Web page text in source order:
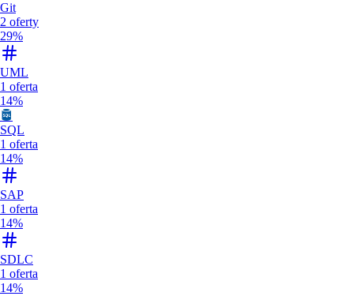
Git
2 oferty
29%
UML
1 oferta
14%
SQL
1 oferta
14%
SAP
1 oferta
14%
SDLC
1 oferta
14%